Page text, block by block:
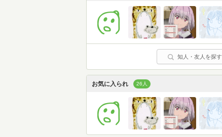
知人・友人を探す
お気に入られ 26人